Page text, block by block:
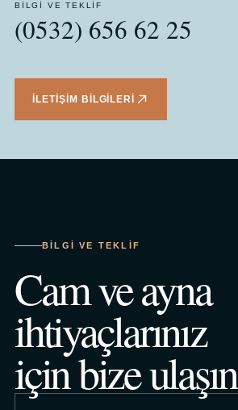
BILGI VE TEKLIF
(0532) 656 62 25
İLETIŞIM BILGILERI
BILGI VE TEKLIF
Cam ve ayna
ihtiyaçlarınız
için bize